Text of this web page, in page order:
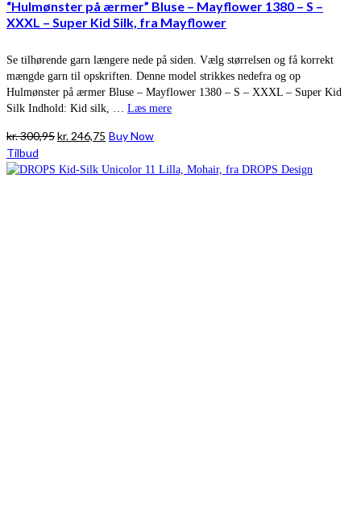
“Hulmønster på ærmer” Bluse – Mayflower 1380 – S –
XXXL – Super Kid Silk, fra Mayflower
Se tilhørende garn længere nede på siden. Vælg størrelsen og få korrekt
mængde garn til opskriften. Denne model strikkes nedefra og op
Hulmønster på ærmer Bluse – Mayflower 1380 – S – XXXL – Super Kid
Silk Indhold: Kid silk, … Læs mere
kr.300,95Den
pris
kr. 246,75 Den
pris
Buy Now
Tilbud